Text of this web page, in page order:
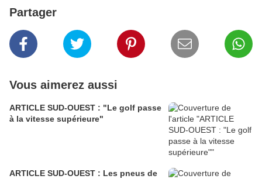
Partager
Vous aimerez aussi
ARTICLE SUD-OUEST : "Le golf passe
à la vitesse supérieure"
ARTICLE SUD-OUEST : Les pneus de